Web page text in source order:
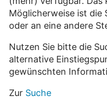
Möglicherweise ist die
oder an eine andere
Nutzen Sie bitte die
alternative
gewünschten
Zur Suche